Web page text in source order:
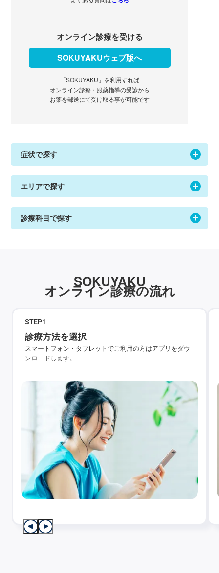
オンライン診療を受ける
SOKUYAKUウェブ版へ
「SOKUYAKU」を利用すれば
オンライン診療・服薬指導の受診から
お薬を郵送にて受け取る事が可能です
症状で探す
エリアで探す
診療科目で探す
SOKUYAKU
オンライン診療の流れ
STEP1
診療方法を選択
スマートフォン・タブレットでご利用の方はアプリをダウ
ンロードします。